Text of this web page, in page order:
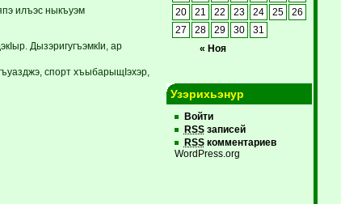
илъэс ныкъуэм
ДызэригугъэмкIи, ар
спорт хъыбарыщIэхэр,
« Ноя
20
21 22 23 24 25
26
27
28 29 30 31
Узэрихьэнур
Войти
RSSзаписей
RSSкомментариев
WordPress.org